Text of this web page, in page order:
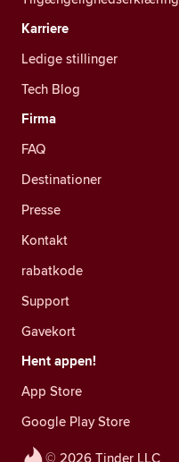
© 2026 Tinder LLC
Karriere
Ledige stillinger
Tech Blog
Firma
FAQ
Destinationer
Presse
Kontakt
rabatkode
Support
Gavekort
Hent appen!
App Store
Google Play Store